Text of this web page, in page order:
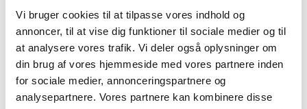
Vi bruger cookies til at tilpasse vores indhold og
annoncer, til at vise dig funktioner til sociale medier og til
at analysere vores trafik. Vi deler også oplysninger om
din brug af vores hjemmeside med vores partnere inden
for sociale medier, annonceringspartnere og
analysepartnere. Vores partnere kan kombinere disse
Rømersvej 33
7430 Ikast
CVR: 38952986
Telefon træffetid:
Tlf.71 99 30 98